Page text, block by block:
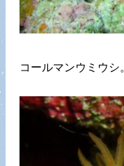
コールマンウミウシ